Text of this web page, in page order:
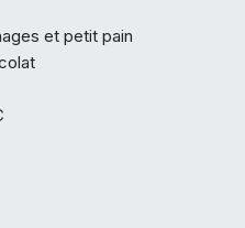
et petit pain